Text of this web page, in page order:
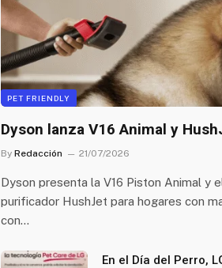
PET FRIENDLY
Dyson lanza V16 Animal y
By Redacción 21/07/2026
Dyson presenta la V16 Piston Animal y
purificador HushJet para hogares con
con…
En el Día del Perro,